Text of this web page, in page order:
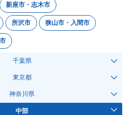
新座市・志木市
所沢市 狭山市・入間市
千葉県
東京都
神奈川県
中部